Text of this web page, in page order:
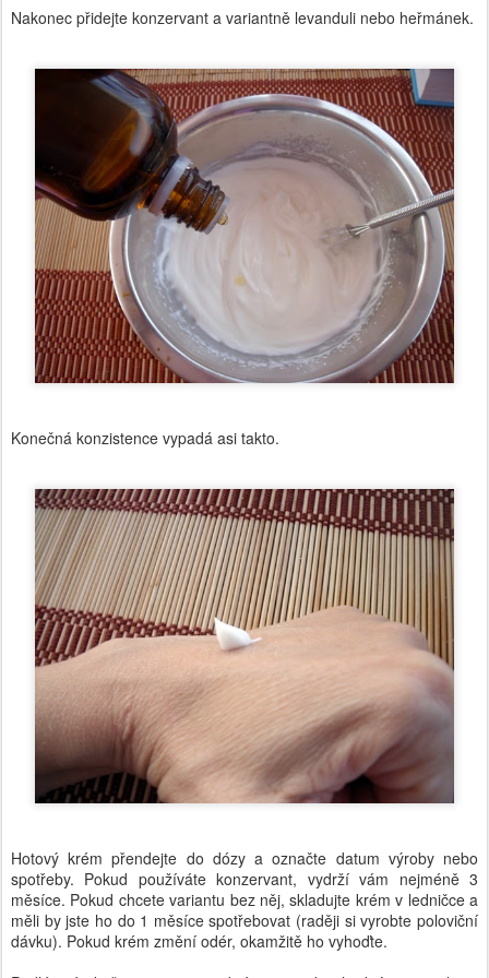
Nakonec přidejte konzervant a variantně levanduli nebo heřmánek.
Konečná konzistence vypadá asi takto.
Hotový krém přendejte do dózy a označte datum výroby nebo
spotřeby. Pokud používáte konzervant, vydrží vám nejméně 3
měsíce. Pokud chcete variantu bez něj, skladujte krém v ledničce a
měli by jste ho do 1 měsíce spotřebovat (raději si vyrobte poloviční
dávku). Pokud krém změní odér, okamžitě ho vyhoďte.